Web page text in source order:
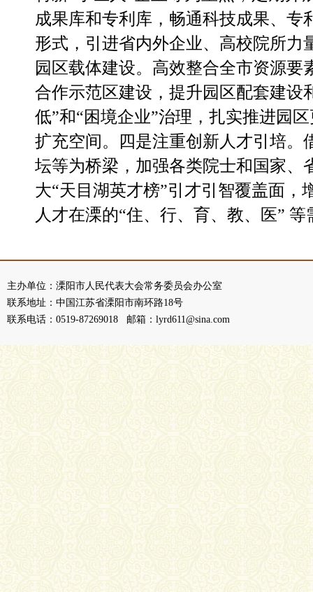
成果库和专利库，畅通科技成果、专
形式，引进省内外企业、高校院所
园区载体建设。 高效整合全市资源要
合作示范区建设，提升园区配套建设
低”和“困境企业”治理，扎实推进园
扩充空间。
四是注重创新人才引培。
坛等为桥梁，加强各类院士和国家、
大“天目湖英才榜”引才引智覆盖面
人才在溧的“住、行、育、教、医”
主办单位：溧阳市人民代表大会常务委员会办公室
联系地址：中国江苏省溧阳市南环路18号
联系电话：0519-87269018 邮箱：lyrd611@sina.com